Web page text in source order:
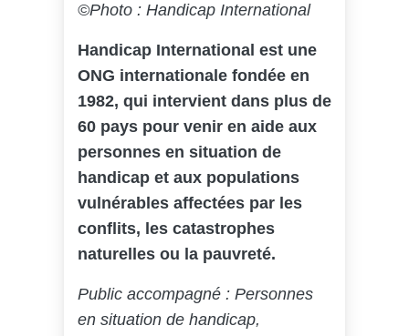
©Photo : Handicap International
Handicap International est une
ONG internationale fondée en
1982, qui intervient dans plus de
60 pays pour venir en aide aux
personnes en situation de
handicap et aux populations
vulnérables affectées par les
conflits, les catastrophes
naturelles ou la pauvreté.
Public accompagné : Personnes
en situation de handicap,